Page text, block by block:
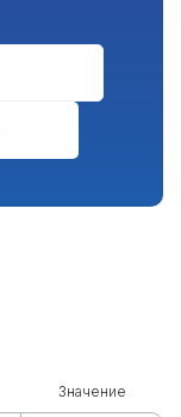
Значение